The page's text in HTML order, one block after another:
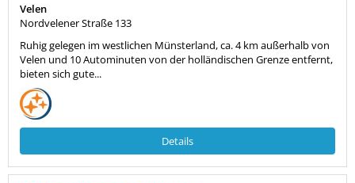
Velen
Nordvelener Straße 133
Ruhig gelegen im westlichen Münsterland, ca. 4 km außerhalb von
Velen und 10 Autominuten von der holländischen Grenze entfernt,
bieten sich gute...
Details